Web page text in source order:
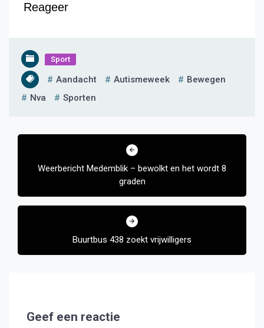
Reageer
Sport
Aandacht Autismeweek
Bewegen
Nva
Sporten
Bericht
Weerbericht Medemblik – bewolkt en het wordt 8
graden
Buurtbus 438 zoekt vrijwilligers
Geef een reactie